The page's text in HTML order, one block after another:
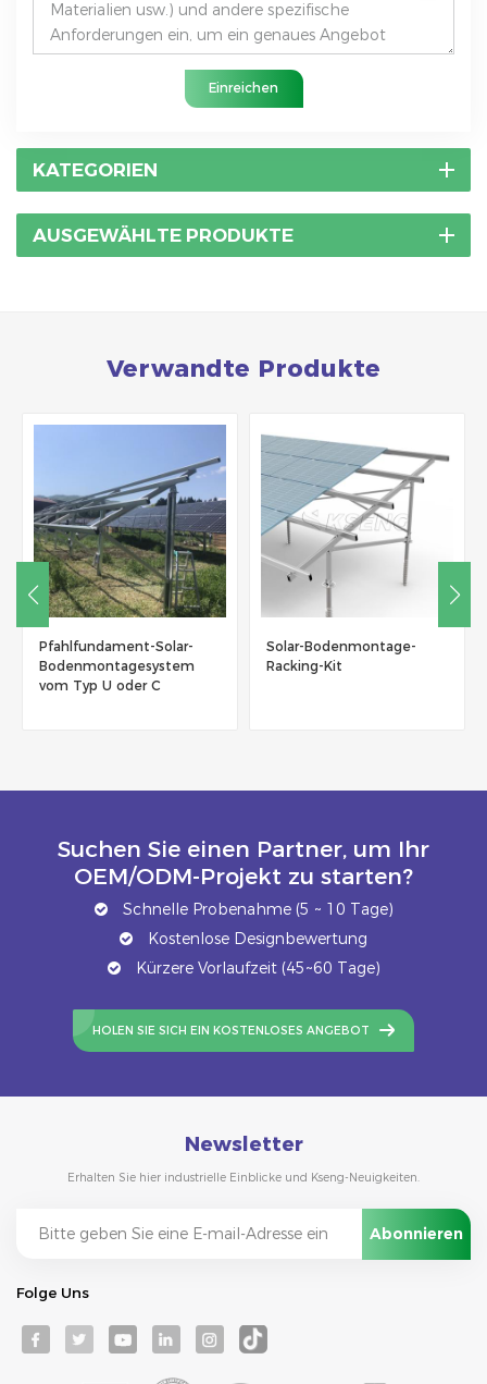
Einreichen
KATEGORIEN
AUSGEWÄHLTE PRODUKTE
Verwandte Produkte
Pfahlfundament-Solar-
Bodenmontagesystem
vom Typ U oder C
Solar-Bodenmontage-
Racking-Kit
Suchen Sie einen Partner, um Ihr
OEM/ODM-Projekt zu starten?
Schnelle Probenahme (5 ~ 10 Tage)
Kostenlose Designbewertung
Kürzere Vorlaufzeit (45~60 Tage)
HOLEN SIE SICH EIN KOSTENLOSES ANGEBOT
Newsletter
Erhalten Sie hier industrielle Einblicke und Kseng-Neuigkeiten.
Folge Uns